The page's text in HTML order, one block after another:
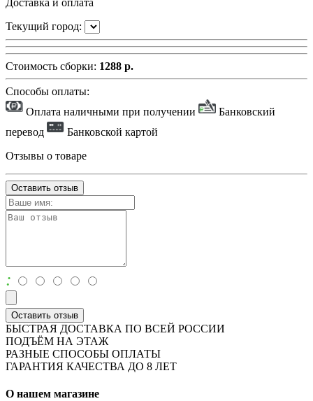
Доставка и оплата
Текущий город:
Стоимость сборки: 1288 р.
Способы оплаты:
Оплата наличными при получении
Банковский
перевод
Банковской картой
Отзывы о товаре
Оставить отзыв
:
Оставить отзыв
БЫСТРАЯ ДОСТАВКА ПО ВСЕЙ РОССИИ
ПОДЪЁМ НА ЭТАЖ
РАЗНЫЕ СПОСОБЫ ОПЛАТЫ
ГАРАНТИЯ КАЧЕСТВА ДО 8 ЛЕТ
О нашем магазине